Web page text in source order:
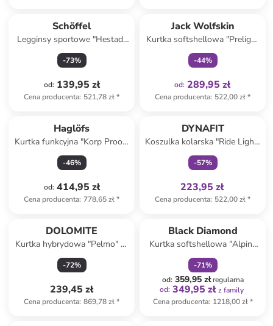
Schöffel
Legginsy sportowe "Hestad"
w kolorze lawendowo-
granatowym
-73%
od: 139,95 zł
Cena producenta: 521,78 zł*
Jack Wolfskin
Kurtka softshellowa "Prelight
Stride" w kolorze czarnym
-44%
od: 289,95 zł
Cena producenta: 522,00 zł*
Haglöfs
Kurtka funkcyjna "Korp Proof"
w kolorze khaki
-46%
od: 414,95 zł
Cena producenta: 778,65 zł*
DYNAFIT
Koszulka kolarska "Ride Light"
w kolorze khaki
-57%
223,95 zł
Cena producenta: 522,00 zł*
DOLOMITE
Kurtka hybrydowa "Pelmo" w
kolorze granatowo-niebieskim
-72%
239,45 zł
Cena producenta: 869,78 zł*
Black Diamond
Kurtka softshellowa "Alpine
Start" w kolorze błękitnym
-71%
od: 359,95 złregularna
od: 349,95 zł z family
Cena producenta: 1218,00 zł*